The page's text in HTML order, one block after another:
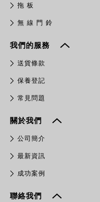
拖 板
無 線 門 鈴
我們的服務
送貨條款
保養登記
常見問題
關於我們
公司簡介
最新資訊
成功案例
聯絡我們